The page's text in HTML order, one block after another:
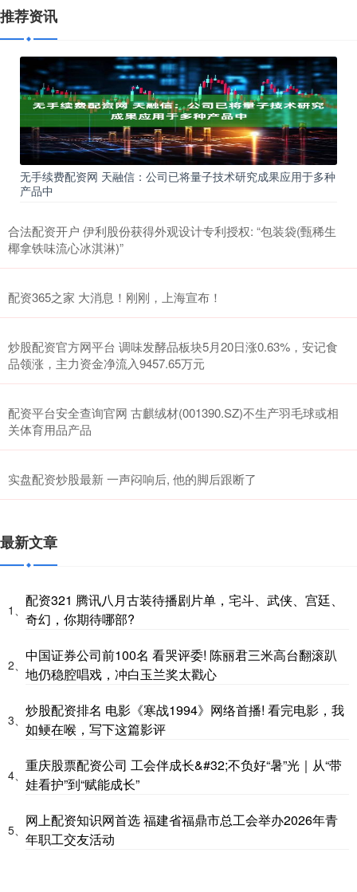
推荐资讯
无手续费配资网 天融信：公司已将量子技术研究成果应用于多种
产品中
合法配资开户 伊利股份获得外观设计专利授权: “包装袋(甄稀生
椰拿铁味流心冰淇淋)”
配资365之家 大消息！刚刚，上海宣布！
炒股配资官方网平台 调味发酵品板块5月20日涨0.63%，安记食
品领涨，主力资金净流入9457.65万元
配资平台安全查询官网 古麒绒材(001390.SZ)不生产羽毛球或相
关体育用品产品
实盘配资炒股最新 一声闷响后, 他的脚后跟断了
最新文章
1、
配资321 腾讯八月古装待播剧片单，宅斗、武侠、宫廷、
奇幻，你期待哪部?
2、
中国证券公司前100名 看哭评委! 陈丽君三米高台翻滚趴
地仍稳腔唱戏，冲白玉兰奖太戳心
3、
炒股配资排名 电影《寒战1994》网络首播! 看完电影，我
如鲠在喉，写下这篇影评
4、
重庆股票配资公司 工会伴成长&#32;不负好“暑”光｜从“带
娃看护”到“赋能成长”
5、
网上配资知识网首选 福建省福鼎市总工会举办2026年青
年职工交友活动